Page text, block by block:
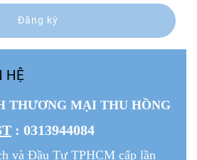
Đăng ký
HỆ
THƯƠNG MẠI THU HỒNG
: 0313944084
và Đầu Tư TPHCM cấp lần